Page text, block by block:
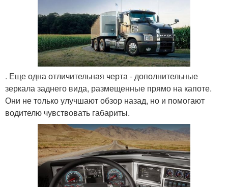
. Еще одна отличительная черта - дополнительные
зеркала заднего вида, размещенные прямо на капоте.
Они не только улучшают обзор назад, но и помогают
водителю чувствовать габариты.